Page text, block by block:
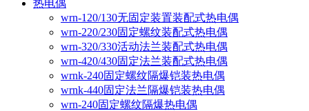
热电偶
wrn-120/130无固定装置装配式热电偶
wrn-220/230固定螺纹装配式热电偶
wrn-320/330活动法兰装配式热电偶
wrn-420/430固定法兰装配式热电偶
wrnk-240固定螺纹隔爆铠装热电偶
wrnk-440固定法兰隔爆铠装热电偶
wrn-240固定螺纹隔爆热电偶